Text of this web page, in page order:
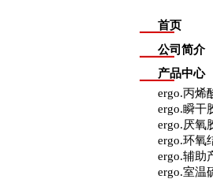
首页
公司简介
产品中心
ergo.丙烯
ergo.瞬干
ergo.厌氧
ergo.环氧
ergo.辅助
ergo.室温